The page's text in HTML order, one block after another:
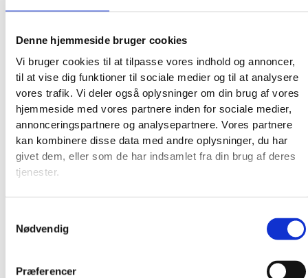
Denne hjemmeside bruger cookies
Vi bruger cookies til at tilpasse vores indhold og annoncer,
til at vise dig funktioner til sociale medier og til at analysere
vores trafik. Vi deler også oplysninger om din brug af vores
hjemmeside med vores partnere inden for sociale medier,
annonceringspartnere og analysepartnere. Vores partnere
kan kombinere disse data med andre oplysninger, du har
givet dem, eller som de har indsamlet fra din brug af deres
tjenester.
Nødvendig
Præferencer
Produkter